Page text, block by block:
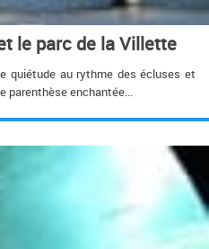
le parc de la Villette
quiétude au rythme des écluses et
parenthèse enchantée...